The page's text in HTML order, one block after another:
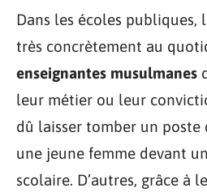
Dans les écoles publiques,
très concrètement au
enseignantes musulmanes
leur métier ou leur
dû laisser tomber un
une jeune femme devant
scolaire. D’autres, grâce à